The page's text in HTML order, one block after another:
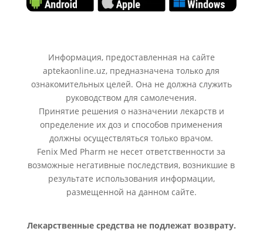
Информация, предоставленная на сайте
aptekaonline.uz, предназначена только для
ознакомительных целей. Она не должна служить
руководством для самолечения.
Принятие решения о назначении лекарств и
определение их доз и способов применения
должны осуществляться только врачом.
Fenix Med Pharm не несет ответственности за
возможные негативные последствия, возникшие в
результате использования информации,
размещенной на данном сайте.
Лекарственные средства не подлежат возврату.